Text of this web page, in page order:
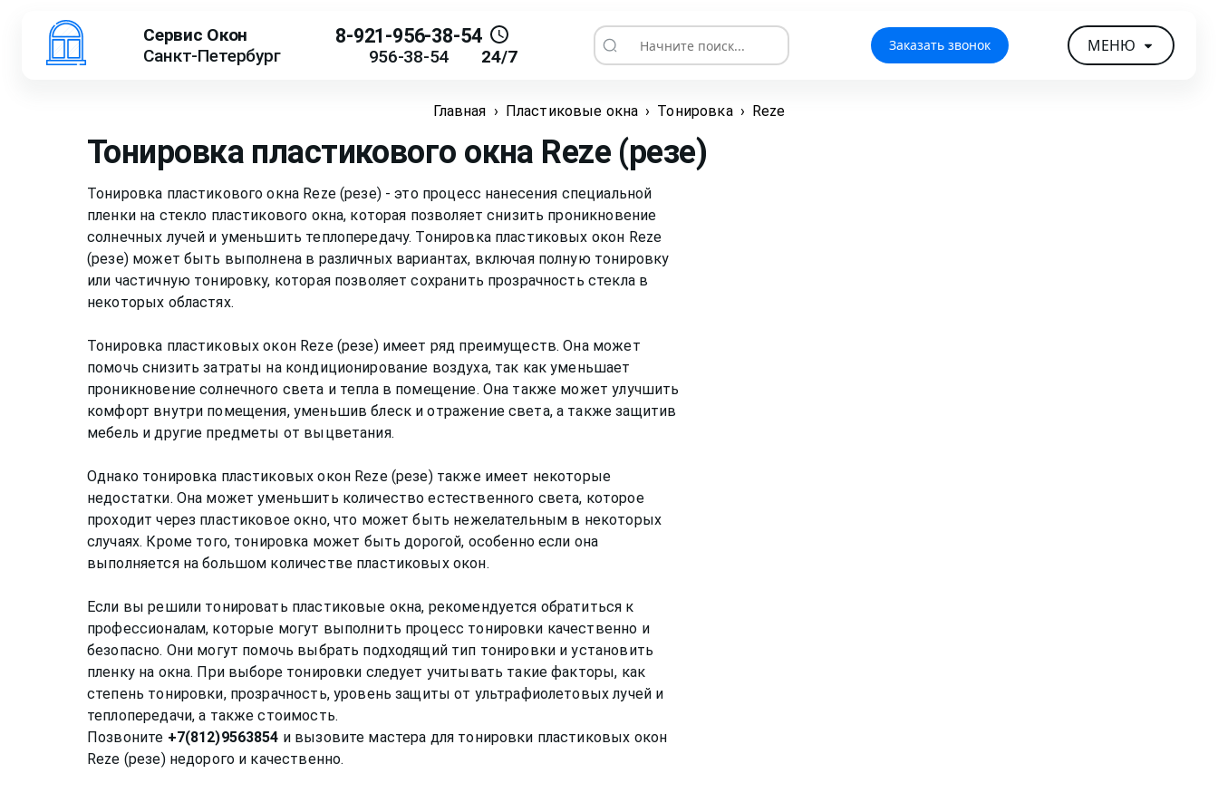
Сервис Окон
Санкт-Петербург
8-921-956-38-54
956-38-54 24/7 Начните поиск... Заказать звонок МЕНЮ
Главная › Пластиковые окна › Тонировка › Reze
Тонировка пластикового окна Reze (резе)
Тонировка пластикового окна Reze (резе) - это процесс нанесения специальной
пленки на стекло пластикового окна, которая позволяет снизить проникновение
солнечных лучей и уменьшить теплопередачу. Тонировка пластиковых окон Reze
(резе) может быть выполнена в различных вариантах, включая полную тонировку
или частичную тонировку, которая позволяет сохранить прозрачность стекла в
некоторых областях.
Тонировка пластиковых окон Reze (резе) имеет ряд преимуществ. Она может
помочь снизить затраты на кондиционирование воздуха, так как уменьшает
проникновение солнечного света и тепла в помещение. Она также может улучшить
комфорт внутри помещения, уменьшив блеск и отражение света, а также защитив
мебель и другие предметы от выцветания.
Однако тонировка пластиковых окон Reze (резе) также имеет некоторые
недостатки. Она может уменьшить количество естественного света, которое
проходит через пластиковое окно, что может быть нежелательным в некоторых
случаях. Кроме того, тонировка может быть дорогой, особенно если она
выполняется на большом количестве пластиковых окон.
Если вы решили тонировать пластиковые окна, рекомендуется обратиться к
профессионалам, которые могут выполнить процесс тонировки качественно и
безопасно. Они могут помочь выбрать подходящий тип тонировки и установить
пленку на окна. При выборе тонировки следует учитывать такие факторы, как
степень тонировки, прозрачность, уровень защиты от ультрафиолетовых лучей и
теплопередачи, а также стоимость.
Позвоните +7(812)9563854 и вызовите мастера для тонировки пластиковых окон